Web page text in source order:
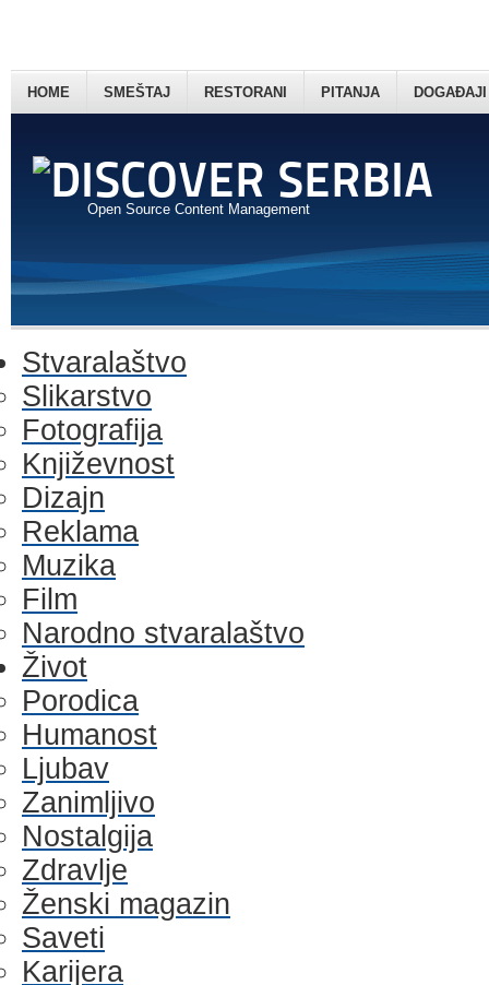
Open Source Content Management
HOME SMEŠTAJ RESTORANI PITANJA DOGAĐAJI
Stvaralaštvo
Slikarstvo
Fotografija
Književnost
Dizajn
Reklama
Muzika
Film
Narodno stvaralaštvo
Život
Porodica
Humanost
Ljubav
Zanimljivo
Nostalgija
Zdravlje
Ženski magazin
Saveti
Karijera